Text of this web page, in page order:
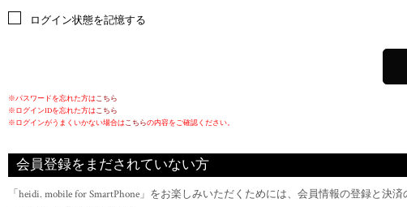
ログイン状態を記憶する
※パスワードを忘れた方はこちら
※ログインIDを忘れた方はこちら
※ログインがうまくいかない場合はこちらの内容をご確認ください。
会員登録をまだされていない方
「heidi. mobile for SmartPhone」をお楽しみいただくためには、会員情報の登録と決済